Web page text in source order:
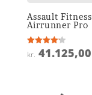
Assault Fitness
Airrunner Pro
Vurderet
4.2
kr. 41.125,00